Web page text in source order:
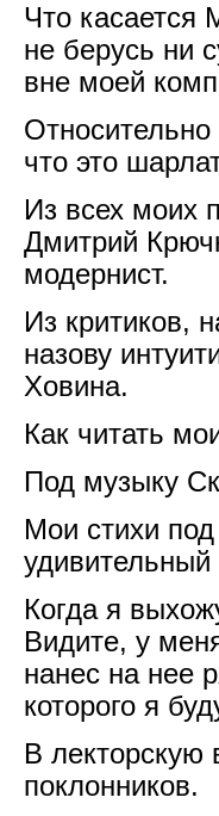
Что касается
не берусь ни
вне моей
что это
Из всех моих
Дмитрий
модернист.
Из критиков,
назову
Ховина.
Как читать
Под музыку
Мои стихи
удивительный
Когда я
Видите, у
нанес на нее
которого я
В лекторскую
поклонников.